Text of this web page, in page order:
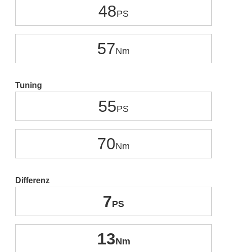
48
57
Tuning
55
70
Differenz
7
13